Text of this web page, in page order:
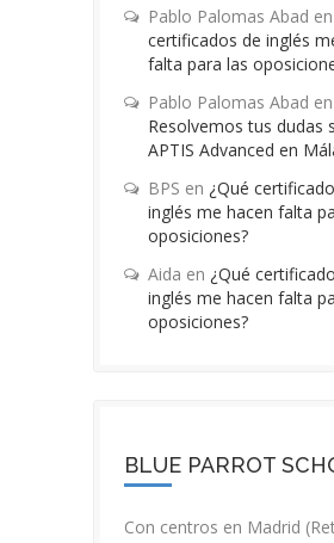
Pablo Palomas Abad en
certificados de inglés
falta para las
Pablo Palomas Abad en
Resolvemos tus dudas
APTIS Advanced en
BPS en ¿Qué
inglés me hacen falta
oposiciones?
Aida en ¿Qué
inglés me hacen falta
oposiciones?
BLUE PARROT
Con centros en Madrid